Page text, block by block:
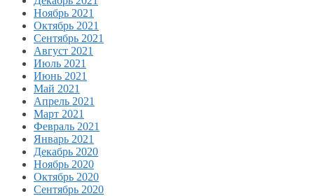
Ноябрь 2021
Октябрь 2021
Сентябрь 2021
Август 2021
Июль 2021
Июнь 2021
Май 2021
Апрель 2021
Март 2021
Февраль 2021
Январь 2021
Декабрь 2020
Ноябрь 2020
Октябрь 2020
Сентябрь 2020